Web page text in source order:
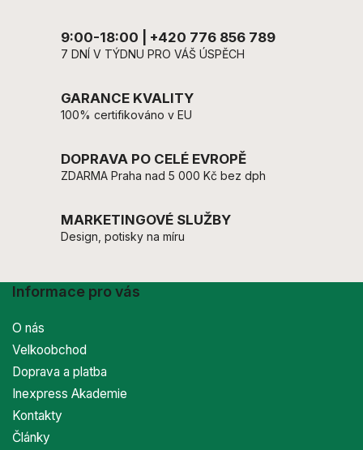
9:00-18:00 | +420 776 856 789
7 DNÍ V TÝDNU PRO VÁŠ ÚSPĚCH
GARANCE KVALITY
100% certifikováno v EU
DOPRAVA PO CELÉ EVROPĚ
ZDARMA Praha nad 5 000 Kč bez dph
MARKETINGOVÉ SLUŽBY
Design, potisky na míru
Informace pro vás
O nás
Velkoobchod
Doprava a platba
Inexpress Akademie
Kontakty
Články